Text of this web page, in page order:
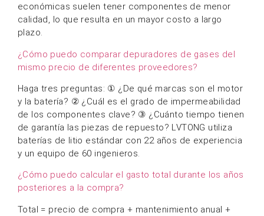
económicas suelen tener componentes de menor
calidad, lo que resulta en un mayor costo a largo
plazo.
¿Cómo puedo comparar depuradores de gases del
mismo precio de diferentes proveedores?
Haga tres preguntas: ① ¿De qué marcas son el motor
y la batería? ② ¿Cuál es el grado de impermeabilidad
de los componentes clave? ③ ¿Cuánto tiempo tienen
de garantía las piezas de repuesto? LVTONG utiliza
baterías de litio estándar con 22 años de experiencia
y un equipo de 60 ingenieros.
¿Cómo puedo calcular el gasto total durante los años
posteriores a la compra?
Total = precio de compra + mantenimiento anual +